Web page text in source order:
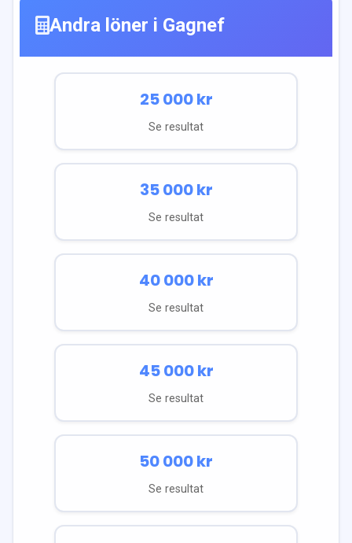
Andra löner i Gagnef
25 000kr
Se resultat
35 000kr
Se resultat
40 000kr
Se resultat
45 000kr
Se resultat
50 000kr
Se resultat